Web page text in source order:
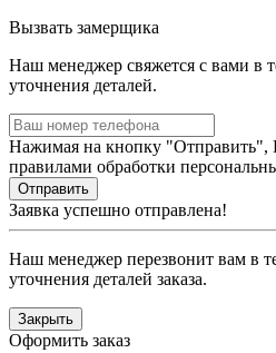
Вызвать замерщика
Наш менеджер свяжется с вами в
уточнения деталей.
Нажимая на кнопку "Отправить",
правилами обработки
Заявка успешно отправлена!
Наш менеджер перезвонит вам в
уточнения деталей заказа.
Закрыть
Оформить заказ